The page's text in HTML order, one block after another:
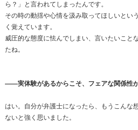
ら？」と言われてしまったんです。
その時の動揺や心情を汲み取ってほしいとい
く覚えています。
威圧的な態度に怯んでしまい、言いたいこと
たね。
――実体験があるからこそ、フェアな関係性が
はい。自分が弁護士になったら、もうこんな
ないと強く思いました。